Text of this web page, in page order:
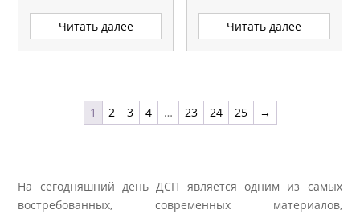
Читать далее Читать далее
1 2 3 4 … 23 24 25 →
На сегодняшний день ДСП является одним из самых
востребованных, современных материалов,